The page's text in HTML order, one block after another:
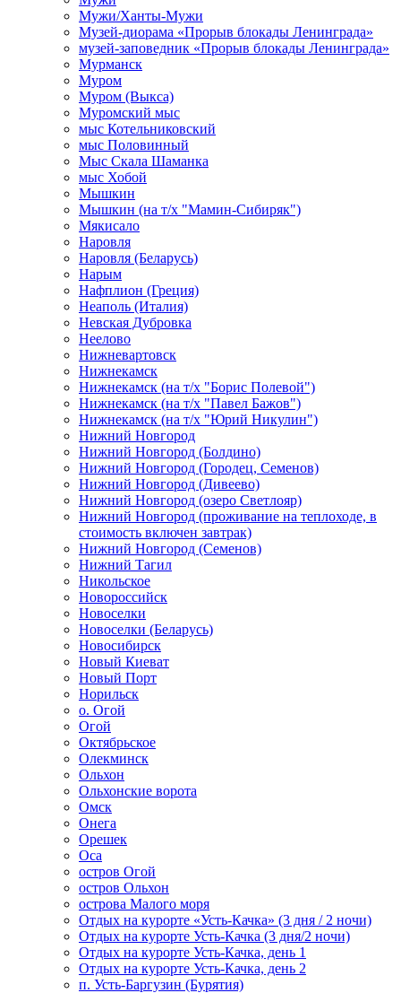
Мужи/Ханты-Мужи
Музей-диорама «Прорыв блокады Ленинграда»
музей-заповедник «Прорыв блокады Ленинграда»
Мурманск
Муром
Муром (Выкса)
Муромский мыс
мыс Котельниковский
мыс Половинный
Мыс Скала Шаманка
мыс Хобой
Мышкин
Мышкин (на т/х "Мамин-Сибиряк")
Мякисало
Наровля
Наровля (Беларусь)
Нарым
Нафплион (Греция)
Неаполь (Италия)
Невская Дубровка
Неелово
Нижневартовск
Нижнекамск
Нижнекамск (на т/х "Борис Полевой")
Нижнекамск (на т/х "Павел Бажов")
Нижнекамск (на т/х "Юрий Никулин")
Нижний Новгород
Нижний Новгород (Болдино)
Нижний Новгород (Городец, Семенов)
Нижний Новгород (Дивеево)
Нижний Новгород (озеро Светлояр)
Нижний Новгород (проживание на теплоходе, в
стоимость включен завтрак)
Нижний Новгород (Семенов)
Нижний Тагил
Никольское
Новороссийск
Новоселки
Новоселки (Беларусь)
Новосибирск
Новый Киеват
Новый Порт
Норильск
о. Огой
Огой
Октябрьское
Олекминск
Ольхон
Ольхонские ворота
Омск
Онега
Орешек
Оса
остров Огой
остров Ольхон
острова Малого моря
Отдых на курорте «Усть-Качка» (3 дня / 2 ночи)
Отдых на курорте Усть-Качка (3 дня/2 ночи)
Отдых на курорте Усть-Качка, день 1
Отдых на курорте Усть-Качка, день 2
п. Усть-Баргузин (Бурятия)